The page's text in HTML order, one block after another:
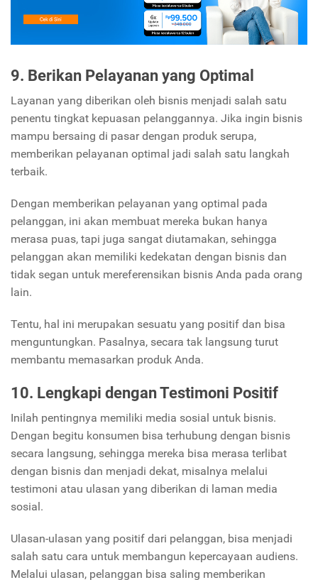
9. Berikan Pelayanan yang Optimal
Layanan yang diberikan oleh bisnis menjadi salah satu
penentu tingkat kepuasan pelanggannya. Jika ingin bisnis
mampu bersaing di pasar dengan produk serupa,
memberikan pelayanan optimal jadi salah satu langkah
terbaik.
Dengan memberikan pelayanan yang optimal pada
pelanggan, ini akan membuat mereka bukan hanya
merasa puas, tapi juga sangat diutamakan, sehingga
pelanggan akan memiliki kedekatan dengan bisnis dan
tidak segan untuk mereferensikan bisnis Anda pada orang
lain.
Tentu, hal ini merupakan sesuatu yang positif dan bisa
menguntungkan. Pasalnya, secara tak langsung turut
membantu memasarkan produk Anda.
10. Lengkapi dengan Testimoni Positif
Inilah pentingnya memiliki media sosial untuk bisnis.
Dengan begitu konsumen bisa terhubung dengan bisnis
secara langsung, sehingga mereka bisa merasa terlibat
dengan bisnis dan menjadi dekat, misalnya melalui
testimoni atau ulasan yang diberikan di laman media
sosial.
Ulasan-ulasan yang positif dari pelanggan, bisa menjadi
salah satu cara untuk membangun kepercayaan audiens.
Melalui ulasan, pelanggan bisa saling memberikan